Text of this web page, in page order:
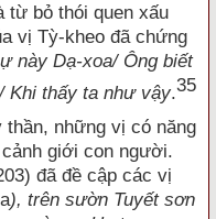
từ bỏ thói quen xấu
vị Tỳ-kheo đã chứng
này Dạ-xoa/ Ông biết
Khi thấy ta như vậy.35
những vị có năng
giới con người.
đã đề cập các vị
), trên sườn Tuyết sơn